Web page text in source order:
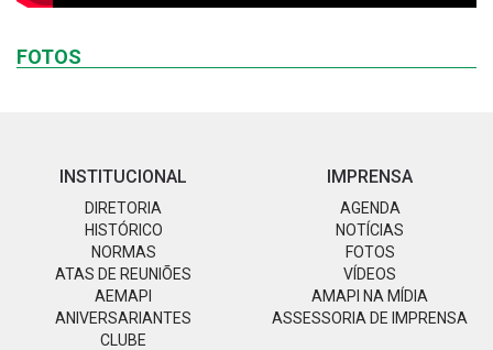
FOTOS
INSTITUCIONAL
DIRETORIA
HISTÓRICO
NORMAS
ATAS DE REUNIÕES
AEMAPI
ANIVERSARIANTES
CLUBE
IMPRENSA
AGENDA
NOTÍCIAS
FOTOS
VÍDEOS
AMAPI NA MÍDIA
ASSESSORIA DE IMPRENSA